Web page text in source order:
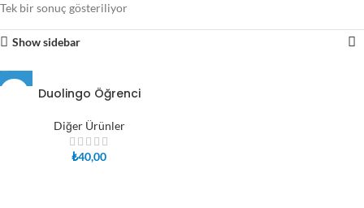
Tek bir sonuç gösteriliyor
Show sidebar
Duolingo Öğrenci
Diğer Ürünler
₺40,00